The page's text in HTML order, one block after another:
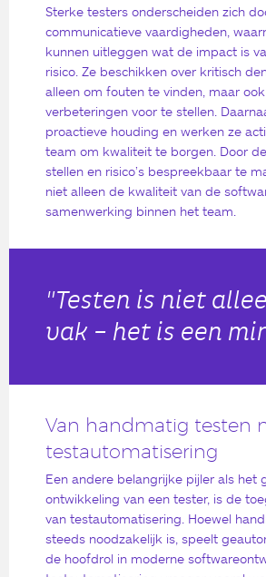
Sterke testers onderscheiden zich
communicatieve vaardigheden,
kunnen uitleggen wat de impact is
risico. Ze beschikken over kritisch
alleen om fouten te vinden, maar
verbeteringen voor te stellen.
proactieve houding en werken ze
team om kwaliteit te borgen. Door
stellen en risico’s bespreekbaar te
niet alleen de kwaliteit van de
samenwerking binnen het team.
"Testen is niet
vak – het is een
Van handmatig testen
testautomatisering
Een andere belangrijke pijler als het
ontwikkeling van een tester, is de
van testautomatisering. Hoewel
steeds noodzakelijk is, speelt
de hoofdrol in moderne